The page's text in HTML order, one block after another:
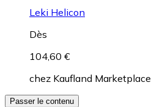
Leki Helicon
Dès
104,60 €
chez Kaufland Marketplace
Passer le contenu